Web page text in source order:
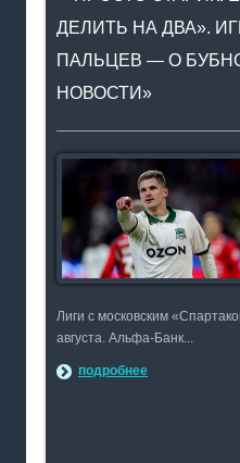
ДЕЛИТЬ НА ДВА».
ПАЛЬЦЕВ — О
НОВОСТИ»
Лиги с московским
августа. Альфа-Банк...
подробнее